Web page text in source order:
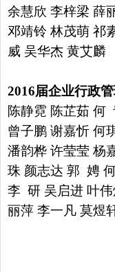
余慧欣 李梓梁 薛
邓靖铃 林茂萌 祁
威 吴华杰 黄艾麟
2016届企业行政
陈静霓 陈芷茹 何
曾子鹏 谢嘉忻 何
潘韵桦 许莹莹 杨
珠 颜志达 郭 娉
李 研 吴启进 叶
丽萍 李一凡 莫煜